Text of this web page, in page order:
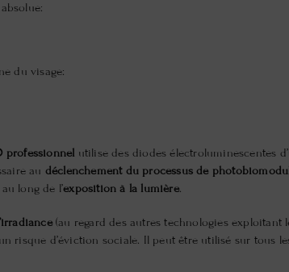
du visage:
professionnel utilise des diodes électroluminescentes
au déclenchement du processus de
long de l’exposition à la lumière.
(au regard des autres technologies
risque d’éviction sociale. Il peut être utilisé sur tous